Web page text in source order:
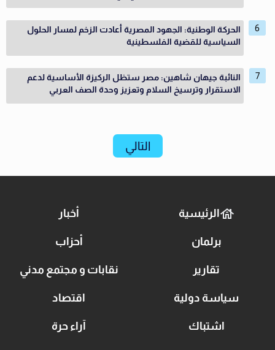
الحركة الوطنية: الجهود المصرية أعادت الزخم لمسار الحلول
السياسية للقضية الفلسطينية
النائبة جيهان شاهين: مصر ستظل الركيزة الأساسية لدعم
الاستقرار وترسيخ السلام وتعزيز وحدة الصف العربي
التالي
الرئيسية أخبار
برلمان أحزاب
تقارير نقابات و مجتمع مدني
سياسة دولية اقتصاد
اشتباك آراء حرة